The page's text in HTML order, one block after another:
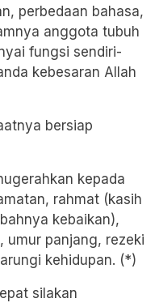
perbedaan bahasa,
anggota tubuh
fungsi sendiri-
kebesaran Allah
bersiap
kepada
rahmat (kasih
kebaikan),
umur panjang, rezeki
kehidupan. (*)
silakan